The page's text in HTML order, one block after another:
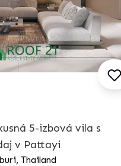
5-izbová vila s
v Pattayi
Thailand